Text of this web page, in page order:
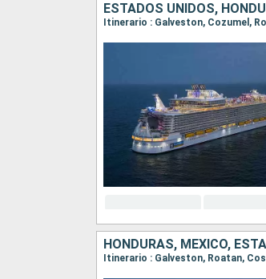
ESTADOS UNIDOS,
Itinerario : Galveston, Cozumel,
HONDURAS, MÉXICO,
Itinerario : Galveston, Roatan,